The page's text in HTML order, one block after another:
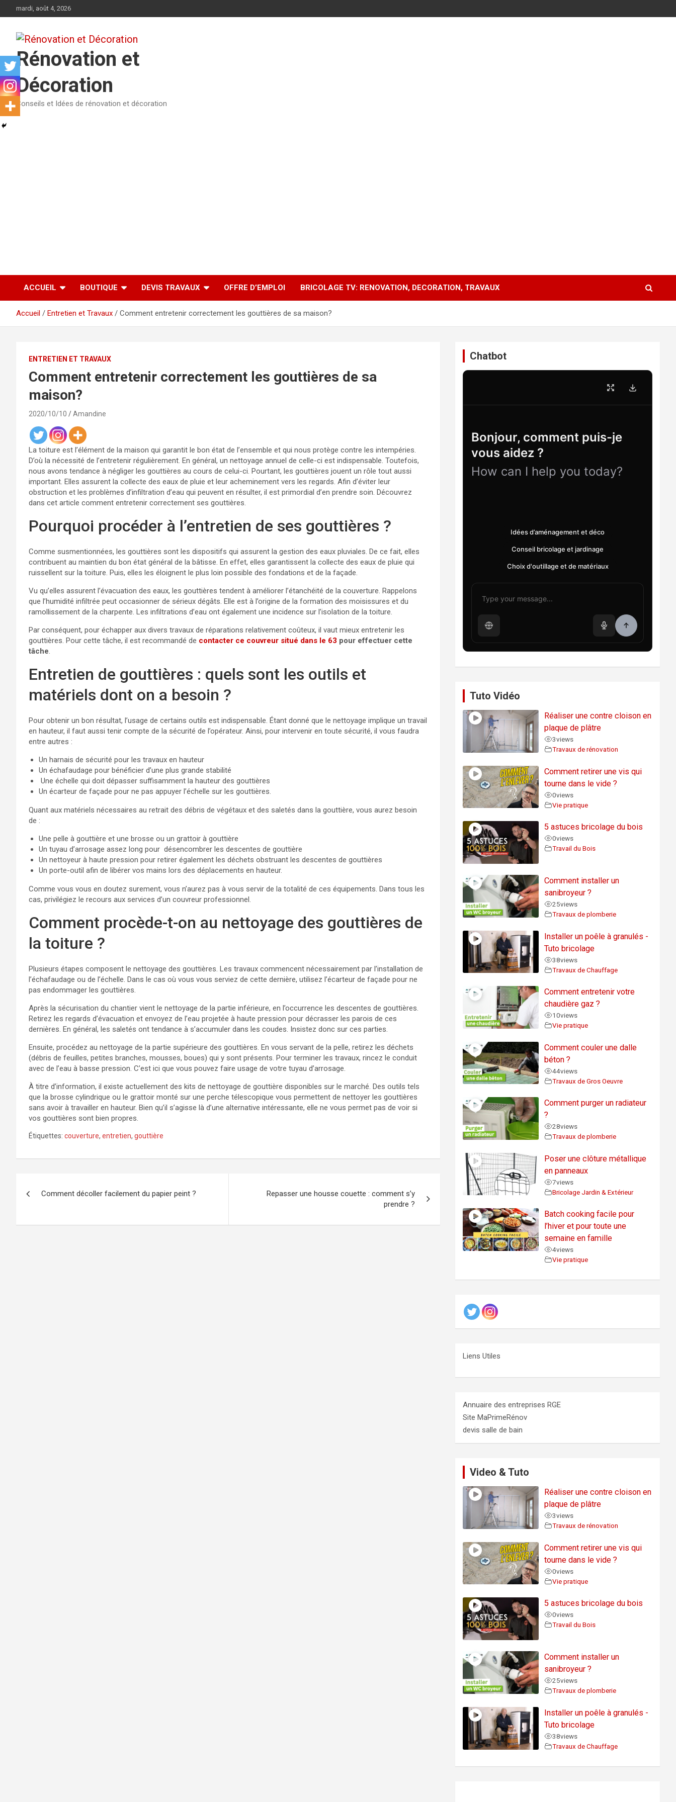
au
mardi, août 4, 2026
Rénovation et
Décoration
Conseils et Idées de rénovation et décoration
ACCUEIL BOUTIQUE DEVIS TRAVAUX OFFRE D’EMPLOI BRICOLAGE TV: RENOVATION, DECORATION, TRAVAUX
Accueil Entretien et Travaux Comment entretenir correctement les gouttières de sa maison?
ENTRETIEN ET TRAVAUX
Comment entretenir correctement les gouttières de sa
maison?
2020/10/10 Amandine
La toiture est l’élément de la maison qui garantit le bon état de l’ensemble et qui nous protège contre les intempéries.
D’où la nécessité de l’entretenir régulièrement. En général, un nettoyage annuel de celle-ci est indispensable. Toutefois,
nous avons tendance à négliger les gouttières au cours de celui-ci. Pourtant, les gouttières jouent un rôle tout aussi
important. Elles assurent la collecte des eaux de pluie et leur acheminement vers les regards. Afin d’éviter leur
obstruction et les problèmes d’infiltration d’eau qui peuvent en résulter, il est primordial d’en prendre soin. Découvrez
dans cet article comment entretenir correctement ses gouttières.
Pourquoi procéder à l’entretien de ses gouttières ?
Comme susmentionnées, les gouttières sont les dispositifs qui assurent la gestion des eaux pluviales. De ce fait, elles
contribuent au maintien du bon état général de la bâtisse. En effet, elles garantissent la collecte des eaux de pluie qui
ruissellent sur la toiture. Puis, elles les éloignent le plus loin possible des fondations et de la façade.
Vu qu’elles assurent l’évacuation des eaux, les gouttières tendent à améliorer l’étanchéité de la couverture. Rappelons
que l’humidité infiltrée peut occasionner de sérieux dégâts. Elle est à l’origine de la formation des moisissures et du
ramollissement de la charpente. Les infiltrations d’eau ont également une incidence sur l’isolation de la toiture.
Par conséquent, pour échapper aux divers travaux de réparations relativement coûteux, il vaut mieux entretenir les
gouttières. Pour cette tâche, il est recommandé de contacter ce couvreur situé dans le 63 pour effectuer cette
tâche.
Entretien de gouttières : quels sont les outils et
matériels dont on a besoin ?
Pour obtenir un bon résultat, l’usage de certains outils est indispensable. Étant donné que le nettoyage implique un travail
en hauteur, il faut aussi tenir compte de la sécurité de l’opérateur. Ainsi, pour intervenir en toute sécurité, il vous faudra
entre autres :
Un harnais de sécurité pour les travaux en hauteur
Un échafaudage pour bénéficier d’une plus grande stabilité
Une échelle qui doit dépasser suffisamment la hauteur des gouttières
Un écarteur de façade pour ne pas appuyer l’échelle sur les gouttières.
Quant aux matériels nécessaires au retrait des débris de végétaux et des saletés dans la gouttière, vous aurez besoin
de :
Une pelle à gouttière et une brosse ou un grattoir à gouttière
Un tuyau d’arrosage assez long pour désencombrer les descentes de gouttière
Un nettoyeur à haute pression pour retirer également les déchets obstruant les descentes de gouttières
Un porte-outil afin de libérer vos mains lors des déplacements en hauteur.
Comme vous vous en doutez surement, vous n’aurez pas à vous servir de la totalité de ces équipements. Dans tous les
cas, privilégiez le recours aux services d’un couvreur professionnel.
Comment procède-t-on au nettoyage des gouttières de
la toiture ?
Plusieurs étapes composent le nettoyage des gouttières. Les travaux commencent nécessairement par l’installation de
l’échafaudage ou de l’échelle. Dans le cas où vous vous serviez de cette dernière, utilisez l’écarteur de façade pour ne
pas endommager les gouttières.
Après la sécurisation du chantier vient le nettoyage de la partie inférieure, en l’occurrence les descentes de gouttières.
Retirez les regards d’évacuation et envoyez de l’eau projetée à haute pression pour décrasser les parois de ces
dernières. En général, les saletés ont tendance à s’accumuler dans les coudes. Insistez donc sur ces parties.
Ensuite, procédez au nettoyage de la partie supérieure des gouttières. En vous servant de la pelle, retirez les déchets
(débris de feuilles, petites branches, mousses, boues) qui y sont présents. Pour terminer les travaux, rincez le conduit
avec de l’eau à basse pression. C’est ici que vous pouvez faire usage de votre tuyau d’arrosage.
À titre d’information, il existe actuellement des kits de nettoyage de gouttière disponibles sur le marché. Des outils tels
que la brosse cylindrique ou le grattoir monté sur une perche télescopique vous permettent de nettoyer les gouttières
sans avoir à travailler en hauteur. Bien qu’il s’agisse là d’une alternative intéressante, elle ne vous permet pas de voir si
vos gouttières sont bien propres.
Étiquettes: couverture, entretien, gouttière
l’article
Comment décoller facilement du papier peint ?
Repasser une housse couette : comment s’y
prendre ?
Chatbot
Bonjour, comment puis-je
vous aidez ?
How can I help you today?
Idées d’aménagement et déco
Conseil bricolage et jardinage
Choix d'outillage et de matériaux
Tuto Vidéo
Réaliser une contre cloison en
plaque de plâtre
3views
Travaux de rénovation
Comment retirer une vis qui
tourne dans le vide ?
0views
Vie pratique
5 astuces bricolage du bois
0views
Travail du Bois
Comment installer un
sanibroyeur ?
25views
Travaux de plomberie
Installer un poêle à granulés -
Tuto bricolage
38views
Travaux de Chauffage
Comment entretenir votre
chaudière gaz ?
10views
Vie pratique
Comment couler une dalle
béton ?
44views
Travaux de Gros Oeuvre
Comment purger un radiateur
?
28views
Travaux de plomberie
Poser une clôture métallique
en panneaux
7views
Bricolage Jardin & Extérieur
Batch cooking facile pour
l’hiver et pour toute une
semaine en famille
4views
Vie pratique
Liens Utiles
Annuaire des entreprises RGE
Site MaPrimeRénov
devis salle de bain
Video & Tuto
Réaliser une contre cloison en
plaque de plâtre
3views
Travaux de rénovation
Comment retirer une vis qui
tourne dans le vide ?
0views
Vie pratique
5 astuces bricolage du bois
0views
Travail du Bois
Comment installer un
sanibroyeur ?
25views
Travaux de plomberie
Installer un poêle à granulés -
Tuto bricolage
38views
Travaux de Chauffage